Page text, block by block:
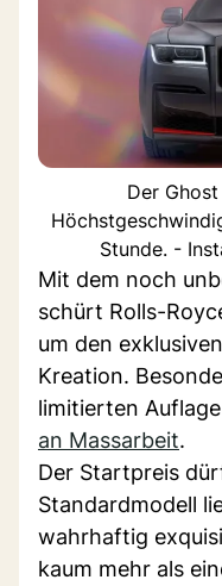
Der
Stunde. -
Mit dem noch
schürt Rolls-
um den
Kreation.
limitierten
an Massarbeit.
Der Startpreis
Standardmodell
wahrhaftig
kaum mehr als